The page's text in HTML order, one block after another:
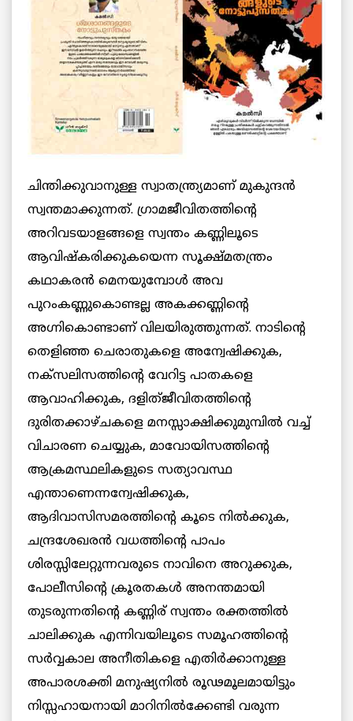
ചിന്തിക്കുവാനുള്ള സ്വാതന്ത്ര്യമാണ് മുകുന്ദന്‍
സ്വന്തമാക്കുന്നത്. ഗ്രാമജീവിതത്തിന്റെ
അറിവടയാളങ്ങളെ സ്വന്തം കണ്ണിലൂടെ
ആവിഷ്‌കരിക്കുകയെന്ന സൂക്ഷ്മതന്ത്രം
കഥാകരന്‍ മെനയുമ്പോള്‍ അവ
പുറംകണ്ണുകൊണ്ടല്ല അകക്കണ്ണിന്റെ
അഗ്നികൊണ്ടാണ് വിലയിരുത്തുന്നത്. നാടിന്റെ
തെളിഞ്ഞ ചെരാതുകളെ അന്വേഷിക്കുക,
നക്‌സലിസത്തിന്റെ വേറിട്ട പാതകളെ
ആവാഹിക്കുക, ദളിത്ജീവിതത്തിന്റെ
ദുരിതക്കാഴ്ചകളെ മനസ്സാക്ഷിക്കുമുമ്പില്‍ വച്ച്
വിചാരണ ചെയ്യുക, മാവോയിസത്തിന്റെ
ആക്രമസ്ഥലികളുടെ സത്യാവസ്ഥ
എന്താണെന്നന്വേഷിക്കുക,
ആദിവാസിസമരത്തിന്റെ കൂടെ നില്‍ക്കുക,
ചന്ദ്രശേഖരന്‍ വധത്തിന്റെ പാപം
ശിരസ്സിലേറ്റുന്നവരുടെ നാവിനെ അറുക്കുക,
പോലീസിന്റെ ക്രൂരതകള്‍ അനന്തമായി
തുടരുന്നതിന്റെ കണ്ണിര് സ്വന്തം രക്തത്തില്‍
ചാലിക്കുക എന്നിവയിലൂടെ സമൂഹത്തിന്റെ
സര്‍വ്വകാല അനീതികളെ എതിര്‍ക്കാനുള്ള
അപാരശക്തി മനുഷ്യനില്‍ രൂഢമൂലമായിട്ടും
നിസ്സഹായനായി മാറിനില്‍ക്കേണ്ടി വരുന്ന